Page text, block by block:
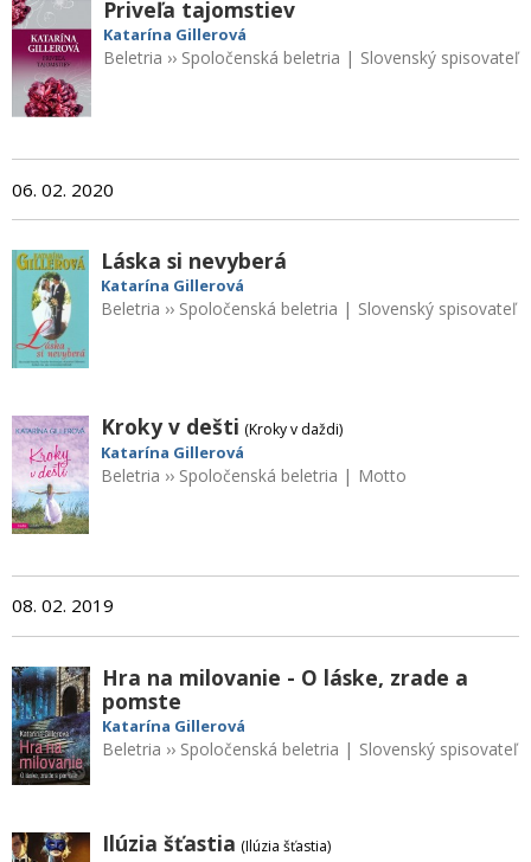
Priveľa tajomstiev
Katarína Gillerová
Beletria ›› Spoločenská beletria | Slovenský spisovateľ
06. 02. 2020
Láska si nevyberá
Katarína Gillerová
Beletria ›› Spoločenská beletria | Slovenský spisovateľ
Kroky v dešti (Kroky v daždi)
Katarína Gillerová
Beletria ›› Spoločenská beletria | Motto
08. 02. 2019
Hra na milovanie - O láske, zrade a
pomste
Katarína Gillerová
Beletria ›› Spoločenská beletria | Slovenský spisovateľ
Ilúzia šťastia (Ilúzia šťastia)